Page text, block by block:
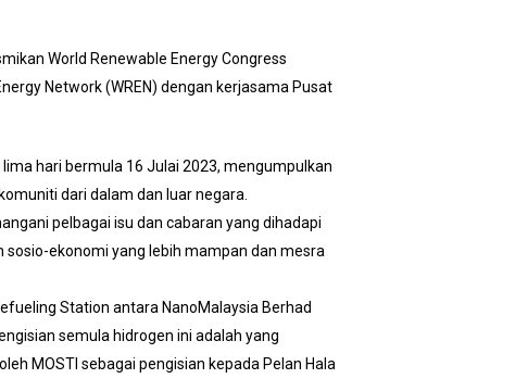
World Renewable Energy Congress
Network (WREN) dengan kerjasama Pusat
hari bermula 16 Julai 2023, mengumpulkan
dari dalam dan luar negara.
pelbagai isu dan cabaran yang dihadapi
ekonomi yang lebih mampan dan mesra
Station antara NanoMalaysia Berhad
semula hidrogen ini adalah yang
MOSTI sebagai pengisian kepada Pelan Hala